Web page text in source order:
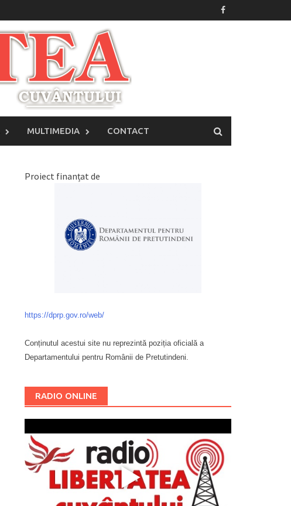
MULTIMEDIA CONTACT
Proiect finanțat de
https://dprp.gov.ro/web/
Conținutul acestui site nu reprezintă poziția oficială a
Departamentului pentru Românii de Pretutindeni.
RADIO ONLINE